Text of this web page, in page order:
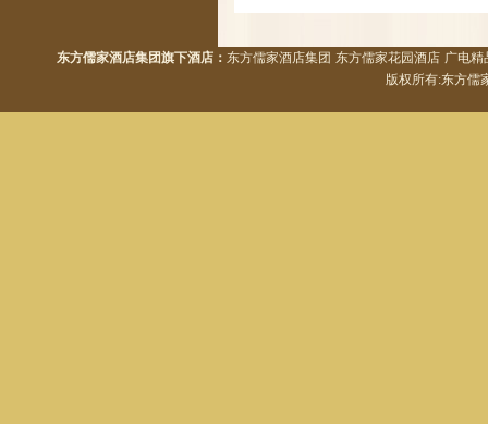
东方儒家酒店集团旗下酒店： 东方儒家酒店集团 东方儒家花园酒店 广电精
版权所有:东方